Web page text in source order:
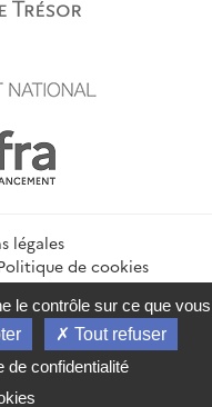
légales
de cookies
Flux RSS
info.gouv.fr
du Trésor
le contrôle sur ce que vous
Tout refuser
de confidentialité